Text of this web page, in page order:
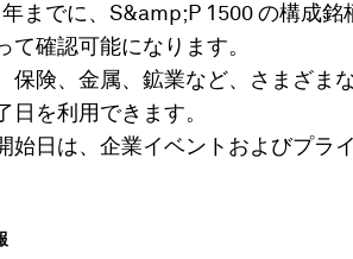
までに、S&amp;P 1500 の構成
て確認可能になります。
保険、金属、鉱業など、さまざま
日を利用できます。
始日は、企業イベントおよびプラ